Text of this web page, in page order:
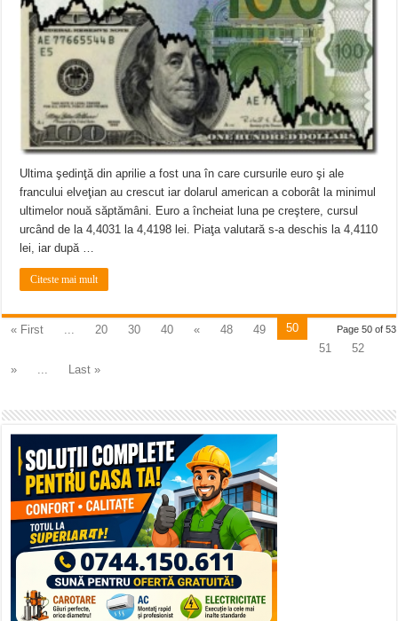
Ultima şedinţă din aprilie a fost una în care cursurile euro şi ale
francului elveţian au crescut iar dolarul american a coborât la minimul
ultimelor nouă săptămâni. Euro a încheiat luna pe creştere, cursul
urcând de la 4,4031 la 4,4198 lei. Piaţa valutară s-a deschis la 4,4110
lei, iar după …
Citeste mai mult
Page 50 of 53
« First ... 20 30 40 « 48 49
50
51
52
»
... Last »